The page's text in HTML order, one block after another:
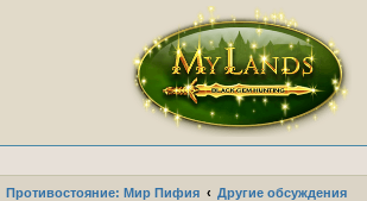
Противостояние: Мир Пифия Другие обсуждения